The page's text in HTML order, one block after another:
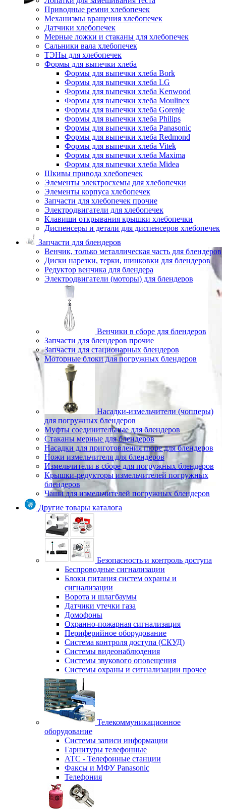
Приводные ремни хлебопечек
Механизмы вращения хлебопечек
Датчики хлебопечек
Мерные ложки и стаканы для хлебопечек
Сальники вала хлебопечек
ТЭНы для хлебопечек
Формы для выпечки хлеба
Формы для выпечки хлеба Bork
Формы для выпечки хлеба LG
Формы для выпечки хлеба Kenwood
Формы для выпечки хлеба Moulinex
Формы для выпечки хлеба Gorenje
Формы для выпечки хлеба Philips
Формы для выпечки хлеба Panasonic
Формы для выпечки хлеба Redmond
Формы для выпечки хлеба Vitek
Формы для выпечки хлеба Maxima
Формы для выпечки хлеба Midea
Шкивы привода хлебопечек
Элементы электросхемы для хлебопечки
Элементы корпуса хлебопечек
Запчасти для хлебопечек прочие
Электродвигатели для хлебопечек
Клавиши открывания крышки хлебопечки
Диспенсеры и детали для диспенсеров хлебопечек
Запчасти для блендеров
Венчик, только металлическая часть для блендеров
Диски нарезки, терки, шинковки для блендеров
Редуктор венчика для блендера
Электродвигатели (моторы) для блендеров
Венчики в сборе для блендеров
Запчасти для блендеров прочие
Запчасти для стационарных блендеров
Моторные блоки для погружных блендеров
Насадки-измельчители (чопперы)
для погружных блендеров
Муфты соединительные для блендеров
Стаканы мерные для блендеров
Насадки для приготовления пюре для блендеров
Ножи измельчителя для блендеров
Измельчители в сборе для погружных блендеров
Крышки-редукторы измельчителей погружных
блендеров
Чаши для измельчителей погружных блендеров
Другие товары каталога
Безопасность и контроль доступа
Беспроводные сигнализации
Блоки питания систем охраны и
сигнализации
Ворота и шлагбаумы
Датчики утечки газа
Домофоны
Охранно-пожарная сигнализация
Периферийное оборудование
Система контроля доступа (СКУД)
Системы видеонаблюдения
Системы звукового оповещения
Системы охраны и сигнализации прочее
Телекоммуникационное
оборудование
Системы записи информации
Гарнитуры телефонные
АТС - Телефонные станции
Факсы и МФУ Panasonic
Телефония